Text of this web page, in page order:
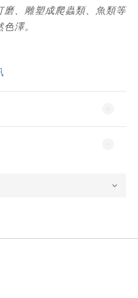
磨、雕塑成爬蟲類、魚類等
澤。